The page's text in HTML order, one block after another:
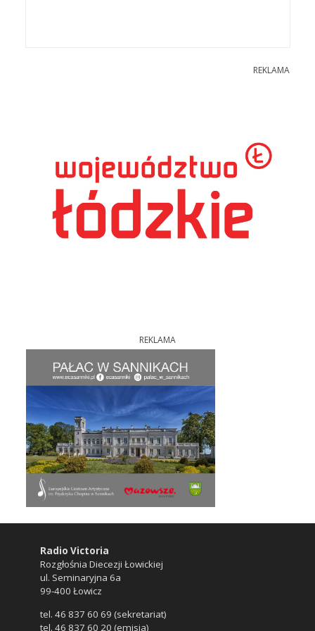
REKLAMA
REKLAMA
Radio Victoria
Rozgłośnia Diecezji Łowickiej
ul. Seminaryjna 6a
99-400 Łowicz
tel. 46 837 60 69 (sekretariat)
tel. 46 837 60 20 (emisja)